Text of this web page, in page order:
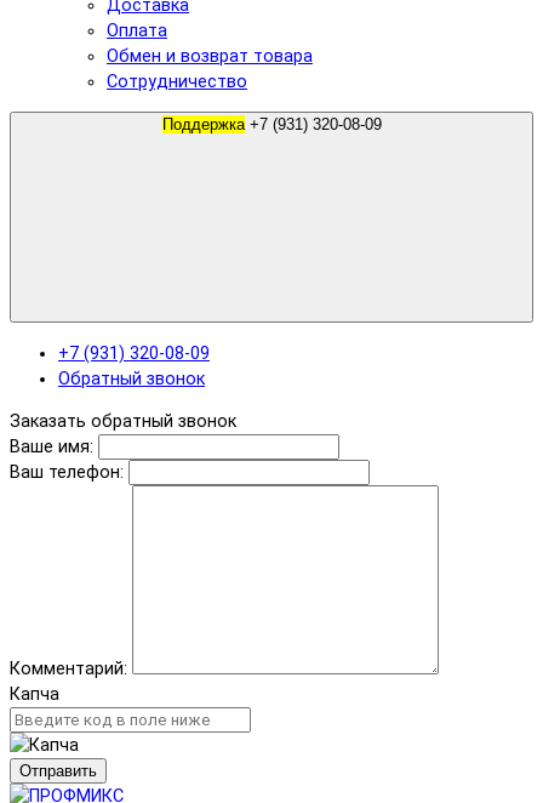
Доставка
Оплата
Обмен и возврат товара
Сотрудничество
Поддержка +7 (931) 320-08-09
+7 (931) 320-08-09
Обратный звонок
Заказать обратный звонок
Ваше имя:
Ваш телефон:
Комментарий:
Капча
Отправить